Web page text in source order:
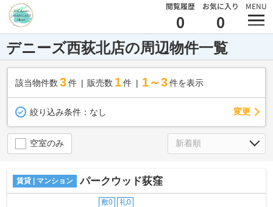
閲覧履歴
0
お気に入り
0
MENU
デニーズ西荻北店の周辺物件一覧
該当物件数 3件 販売数 1 件 1～3 件を表示
絞り込み条件： なし 変更
空室のみ
賃貸 | マンション パークウッド荻窪
敷0 礼0